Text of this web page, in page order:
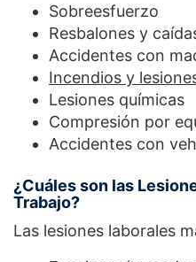
Sobreesfuerzo
Resbalones y
Accidentes con
Incendios y
Lesiones químicas
Compresión por
Accidentes con
¿Cuáles son las
Trabajo?
Las lesiones laborales